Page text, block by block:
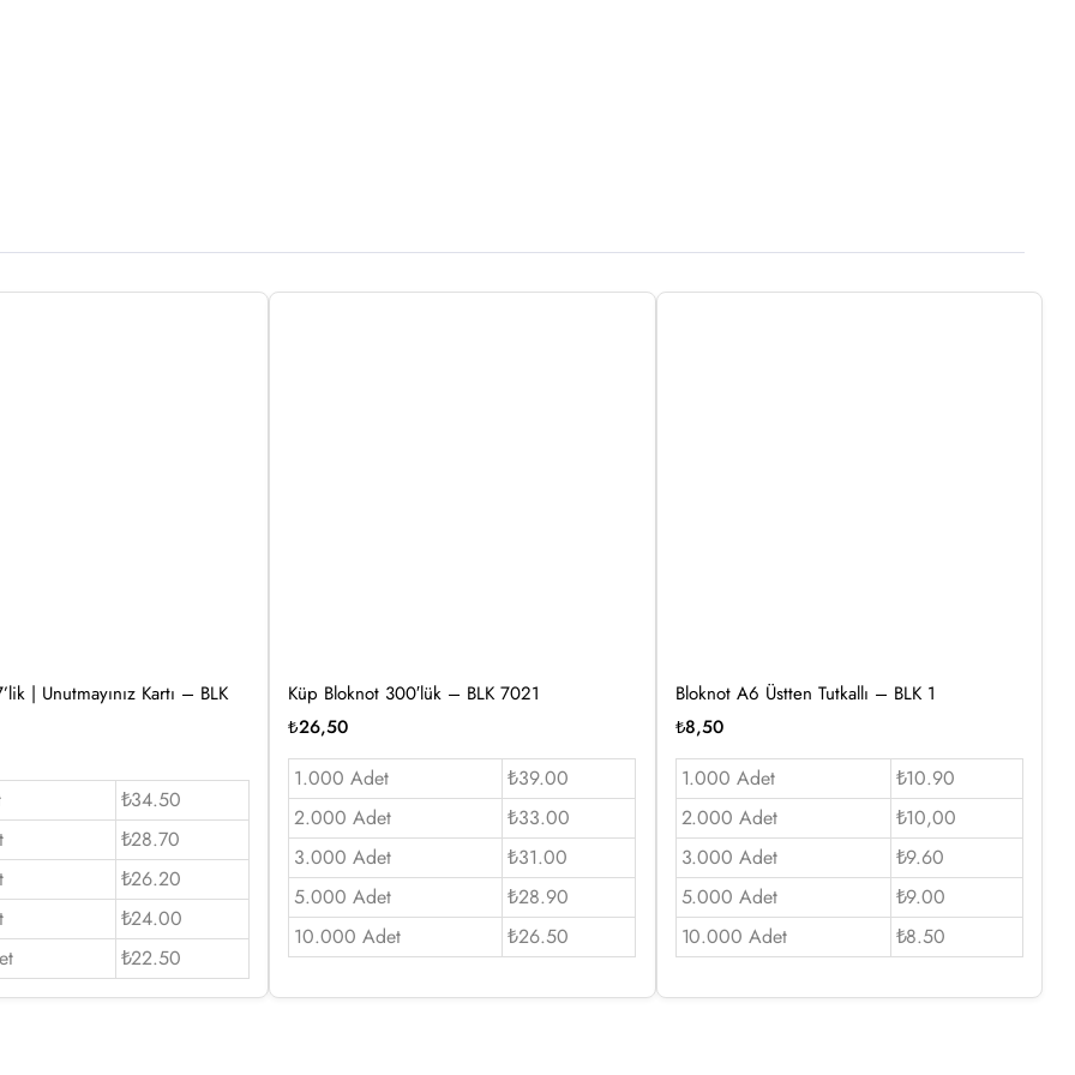
| Unutmayınız Kartı – BLK
₺34.50
₺28.70
₺26.20
₺24.00
₺22.50
Küp Bloknot 300′lük – BLK 7021
₺26,50
1.000 Adet
₺39.00
2.000 Adet
₺33.00
3.000 Adet
₺31.00
5.000 Adet
₺28.90
10.000 Adet
₺26.50
Bloknot A6 Üstten Tutkallı – BLK 1
₺8,50
1.000 Adet
₺10.90
2.000 Adet
₺10,00
3.000 Adet
₺9.60
5.000 Adet
₺9.00
10.000 Adet
₺8.50